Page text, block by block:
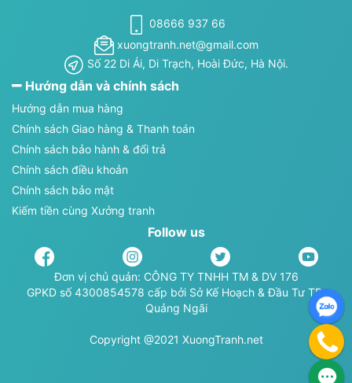
08666 937 66
xuongtranh.net@gmail.com
Số 22 Di Ái, Di Trạch, Hoài Đức, Hà Nội.
Hướng dẫn và chính sách
Hướng dẫn mua hàng
Chính sách Giao hàng & Thanh toán
Chính sách bảo hành & đổi trả
Chính sách điều khoản
Chính sách bảo mật
Kiếm tiền cùng Xưởng tranh
Follow us
Đơn vị chủ quản: CÔNG TY TNHH TM & DV 176
GPKD số 4300854578 cấp bởi Sở Kế Hoạch & Đầu Tư TP.
Quảng Ngãi
Copyright @2021 XuongTranh.net